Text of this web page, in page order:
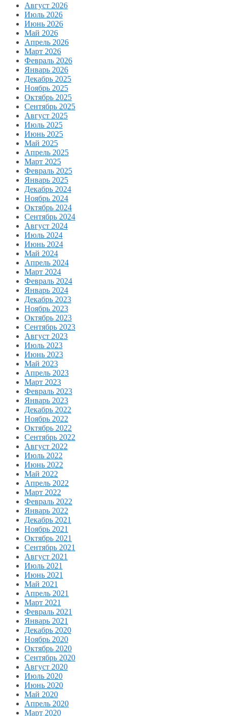
Август 2026
Июль 2026
Июнь 2026
Май 2026
Апрель 2026
Март 2026
Февраль 2026
Январь 2026
Декабрь 2025
Ноябрь 2025
Октябрь 2025
Сентябрь 2025
Август 2025
Июль 2025
Июнь 2025
Май 2025
Апрель 2025
Март 2025
Февраль 2025
Январь 2025
Декабрь 2024
Ноябрь 2024
Октябрь 2024
Сентябрь 2024
Август 2024
Июль 2024
Июнь 2024
Май 2024
Апрель 2024
Март 2024
Февраль 2024
Январь 2024
Декабрь 2023
Ноябрь 2023
Октябрь 2023
Сентябрь 2023
Август 2023
Июль 2023
Июнь 2023
Май 2023
Апрель 2023
Март 2023
Февраль 2023
Январь 2023
Декабрь 2022
Ноябрь 2022
Октябрь 2022
Сентябрь 2022
Август 2022
Июль 2022
Июнь 2022
Май 2022
Апрель 2022
Март 2022
Февраль 2022
Январь 2022
Декабрь 2021
Ноябрь 2021
Октябрь 2021
Сентябрь 2021
Август 2021
Июль 2021
Июнь 2021
Май 2021
Апрель 2021
Март 2021
Февраль 2021
Январь 2021
Декабрь 2020
Ноябрь 2020
Октябрь 2020
Сентябрь 2020
Август 2020
Июль 2020
Июнь 2020
Май 2020
Апрель 2020
Март 2020